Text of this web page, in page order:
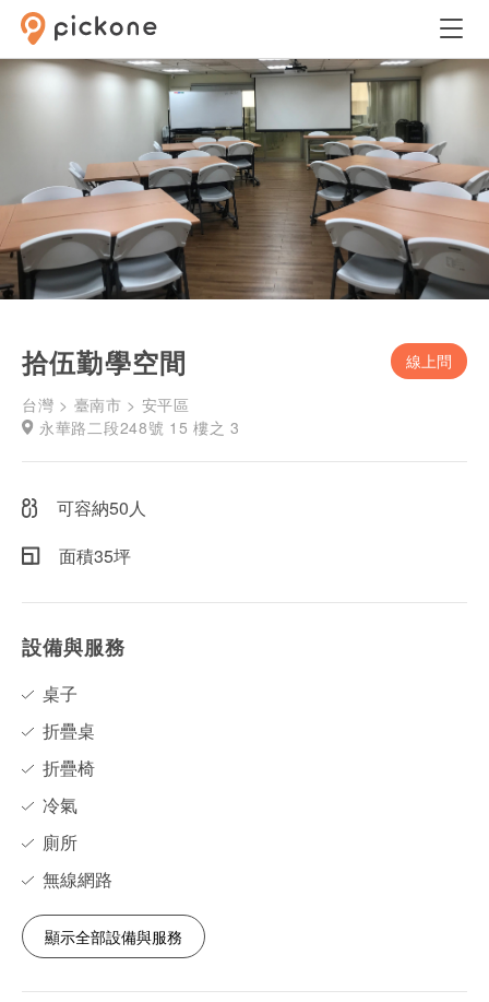
拾伍勤學空間
線上問
台灣 > 臺南市 > 安平區
永華路二段248號 15 樓之 3
可容納50人
面積35坪
設備與服務
桌子
折疊桌
折疊椅
冷氣
廁所
無線網路
顯示全部設備與服務